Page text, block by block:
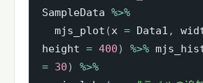
SampleData %>%
  mjs_plot
(x = Data1 ,
height = 400) %>%
= 30)
%>%